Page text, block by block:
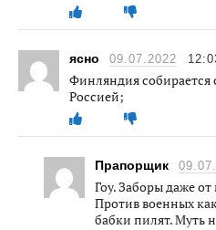
ясно 09.07.2022
Финляндия собирается
Россией;
Прапорщик
Гоу. Заборы даже
Против военных
бабки пилят. Муть